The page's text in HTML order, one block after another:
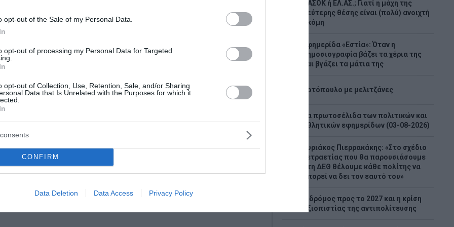
opt-out of the Sale of my Personal Data.
opt-out of processing my Personal Data for Targeted
opt-out of Collection, Use, Retention, Sale, and/or Sharing
Data that Is Unrelated with the Purposes for which it
CONFIRM
Data Deletion Data Access Privacy Policy
Νεκρή μεγάλη
βρέθηκε νεκρή,
από πυροβολισμό, σε
περιοχή του
Όπως ανέφερε στο
ο Νίκος
από τ...
επιχείρηση διάσωσης δια
Για μια «ιδιαίτερα απαιτητική και
08 Αυγούστου 2026
ΠΑΣΟΚ ή ΕΛ.ΑΣ.; Γιατί η μάχη της
δεύτερης θέσης είναι (πολύ) ανοιχτή
ακόμη
Εφημερίδα «Εστία»: Όταν η
δημοσιογραφία βάζει τα χέρια της
και βγάζει τα μάτια της
Κοτόπουλο με μελιτζάνες
Τα πρωτοσέλιδα των πολιτικών και
αθλητικών εφημερίδων (03-08-2026)
Κυριάκος Πιερρακάκης: «Στο σχέδιο
τετραετίας που θα παρουσιάσουμε
στη ΔΕΘ θέλουμε κάθε πολίτης να
μπορεί να δει τον εαυτό του»
Ο δρόμος προς το 2027 και η κρίση
αξιοπιστίας της αντιπολίτευσης